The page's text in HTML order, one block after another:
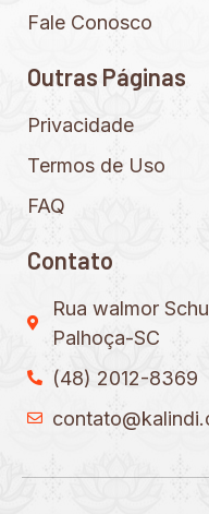
Fale Conosco
Outras Páginas
Privacidade
Termos de Uso
FAQ
Contato
Rua walmor
Palhoça-SC
(48) 2012-8369